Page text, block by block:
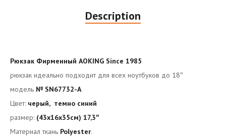
Description
Рюкзак Фирменный AOKING Since 1985
рюкзак идеально подходит для всех ноутбуков до 18″
модель № SN67732-A
Цвет: черый, темно синий
размер: (43x16x35см) 17,3″
Материал ткань Polyester.